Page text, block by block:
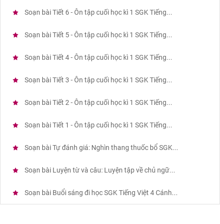
Soạn bài Tiết 6 - Ôn tập cuối học kì 1 SGK Tiếng...
Soạn bài Tiết 5 - Ôn tập cuối học kì 1 SGK Tiếng...
Soạn bài Tiết 4 - Ôn tập cuối học kì 1 SGK Tiếng...
Soạn bài Tiết 3 - Ôn tập cuối học kì 1 SGK Tiếng...
Soạn bài Tiết 2 - Ôn tập cuối học kì 1 SGK Tiếng...
Soạn bài Tiết 1 - Ôn tập cuối học kì 1 SGK Tiếng...
Soạn bài Tự đánh giá: Nghìn thang thuốc bổ SGK...
Soạn bài Luyện từ và câu: Luyện tập về chủ ngữ...
Soạn bài Buổi sáng đi học SGK Tiếng Việt 4 Cánh...